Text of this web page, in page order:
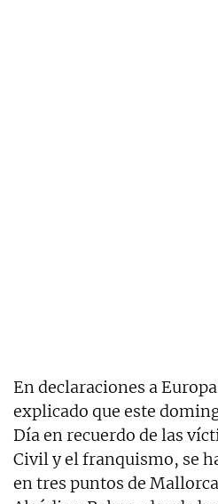
En declaraciones a
explicado que este
Día en recuerdo de las
Civil y el franquismo, se
en tres puntos de